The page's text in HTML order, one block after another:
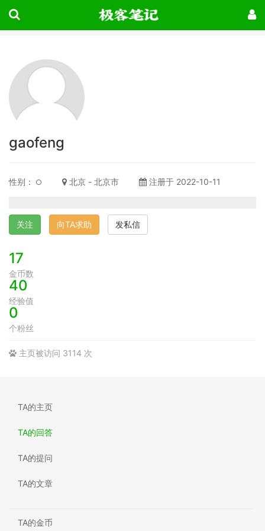
gaofeng
性别： 北京 - 北京市 注册于 2022-10-11
关注 向TA求助 发私信
17
金币数
40
经验值
0
个粉丝
主页被访问 3114 次
TA的主页
TA的回答
TA的提问
TA的文章
TA的金币